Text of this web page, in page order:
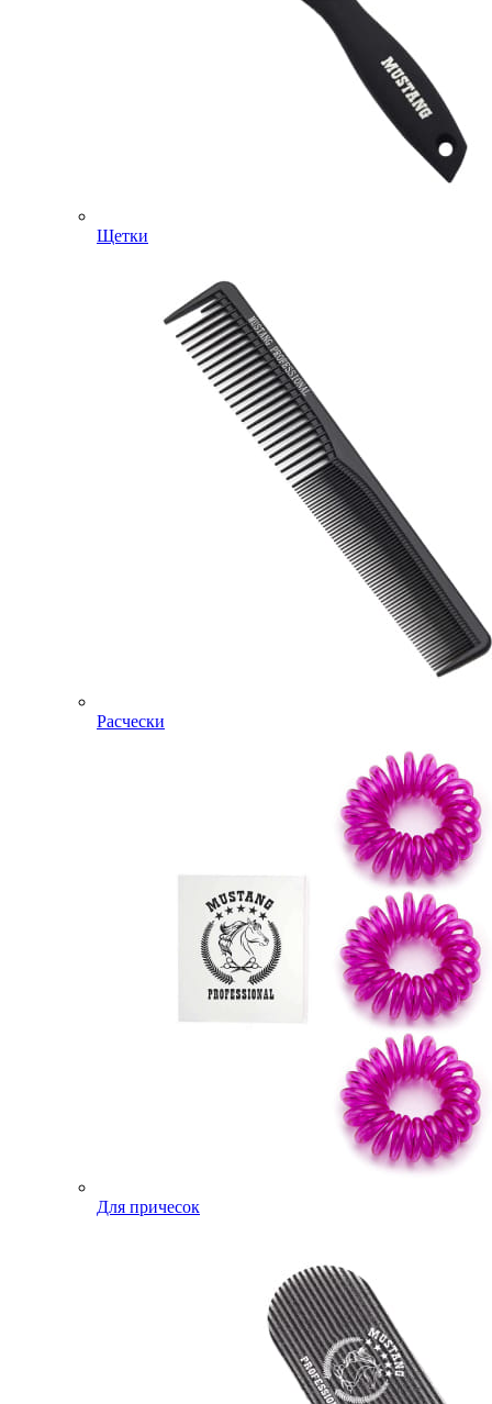
Щетки
Расчески
Для причесок